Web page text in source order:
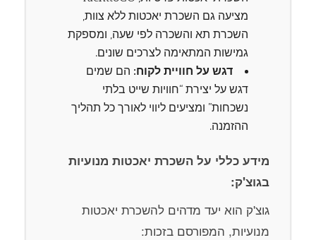
מציעה גם השכרת יאכטות ללא צוות,
השכרת תא והשכרה לפי שעה, ומספקת
גמישות המתאימה לצרכים שונים.
דגש על חוויית לקוח: הם שמים
דגש על יצירת “חוויות שייט בלתי
נשכחות” ומציעים ליווי לאורך כל תהליך
ההזמנה.
מידע כללי על השכרת יאכטות מנועיות
בגוצ'ק:
גוצ'ק הוא יעד מדהים להשכרת יאכטות
מנועיות, המפורסם בזכות: